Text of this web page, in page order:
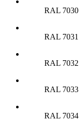
RAL 7030
RAL 7031
RAL 7032
RAL 7033
RAL 7034